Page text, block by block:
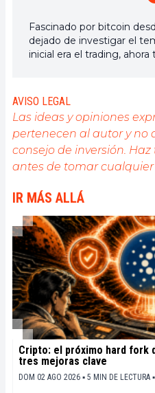
Fascinado por bitcoin
dejado de investigar el
inicial era el trading,
proporcionar
calidad que refleje el
conjunto.
AVISO LEGAL
Las ideas y opiniones
pertenecen al autor y no
consejo de inversión.
antes de tomar cualquier
IR MÁS ALLÁ
Cripto: el próximo hard fork
tres mejoras clave
DOM 02 AGO 2026 ▪ 5 MIN DE LECTURA ▪